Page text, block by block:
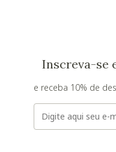
Inscreva-se
e receba 10% de
E-mail